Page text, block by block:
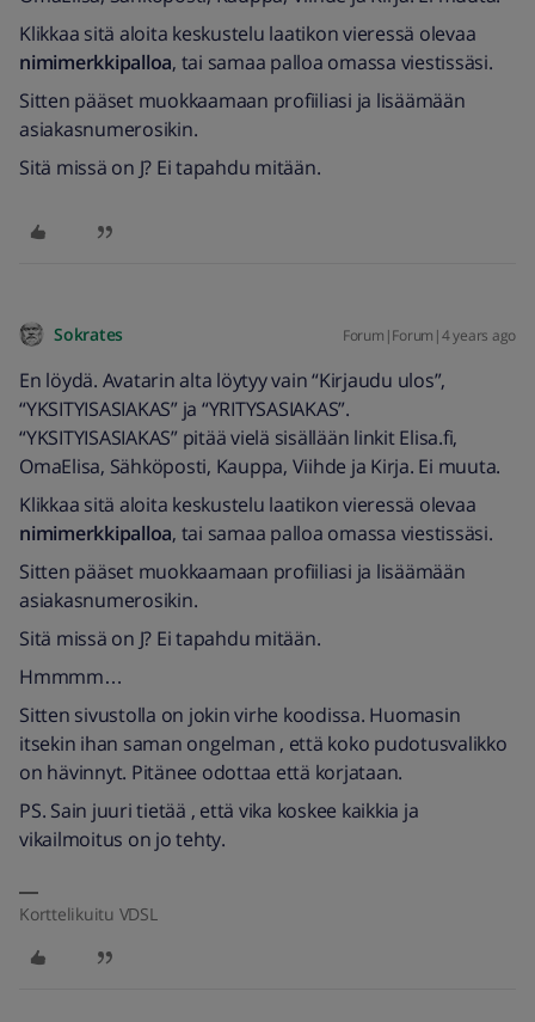
Klikkaa sitä aloita keskustelu laatikon vieressä olevaa
nimimerkkipalloa, tai samaa palloa omassa viestissäsi.
Sitten pääset muokkaamaan profiiliasi ja lisäämään
asiakasnumerosikin.
Sitä missä on J? Ei tapahdu mitään.
Sokrates Forum|Forum|4 years ago
En löydä. Avatarin alta löytyy vain “Kirjaudu ulos”,
“YKSITYISASIAKAS” ja “YRITYSASIAKAS”.
“YKSITYISASIAKAS” pitää vielä sisällään linkit Elisa.fi,
OmaElisa, Sähköposti, Kauppa, Viihde ja Kirja. Ei muuta.
Klikkaa sitä aloita keskustelu laatikon vieressä olevaa
nimimerkkipalloa, tai samaa palloa omassa viestissäsi.
Sitten pääset muokkaamaan profiiliasi ja lisäämään
asiakasnumerosikin.
Sitä missä on J? Ei tapahdu mitään.
Hmmmm…
Sitten sivustolla on jokin virhe koodissa. Huomasin
itsekin ihan saman ongelman , että koko pudotusvalikko
on hävinnyt. Pitänee odottaa että korjataan.
PS. Sain juuri tietää , että vika koskee kaikkia ja
vikailmoitus on jo tehty.
Korttelikuitu VDSL